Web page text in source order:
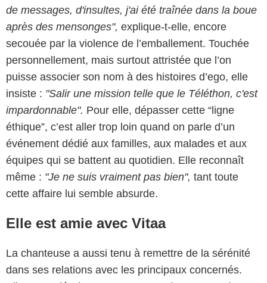
de messages, d'insultes, j'ai été traînée dans la boue
après des mensonges", explique-t-elle, encore
secouée par la violence de l’emballement. Touchée
personnellement, mais surtout attristée que l’on
puisse associer son nom à des histoires d’ego, elle
insiste : "Salir une mission telle que le Téléthon, c'est
impardonnable". Pour elle, dépasser cette “ligne
éthique”, c’est aller trop loin quand on parle d’un
événement dédié aux familles, aux malades et aux
équipes qui se battent au quotidien. Elle reconnaît
même : "Je ne suis vraiment pas bien", tant toute
cette affaire lui semble absurde.
Elle est amie avec Vitaa
La chanteuse a aussi tenu à remettre de la sérénité
dans ses relations avec les principaux concernés.